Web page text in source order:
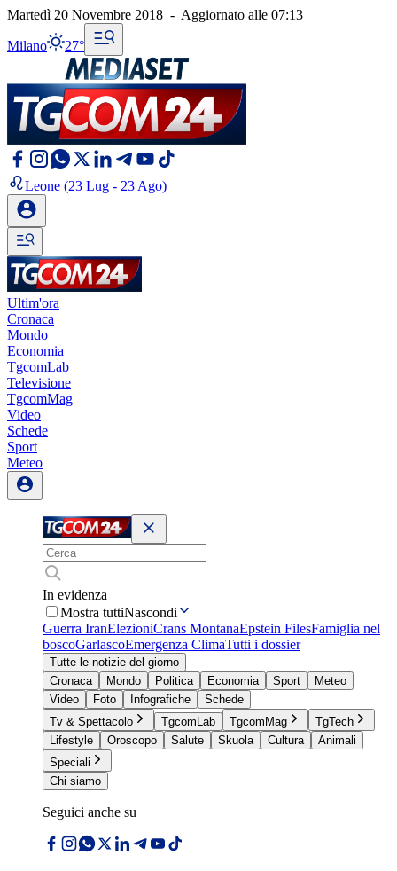
Martedì 20 Novembre 2018 - Aggiornato alle 07:13
Milano 27°
Leone (23 Lug - 23 Ago)
Ultim'ora
Cronaca
Mondo
Economia
TgcomLab
Televisione
TgcomMag
Video
Schede
Sport
Meteo
In evidenza
Mostra tuttiNascondi
Guerra IranElezioniCrans MontanaEpstein FilesFamiglia nel
boscoGarlascoEmergenza ClimaTutti i dossier
Tutte le notizie del giorno
Cronaca
Mondo Politica Economia Sport
Meteo
Video
Foto Infografiche
Schede
Tv & Spettacolo
TgcomLab TgcomMag
TgTech
Lifestyle
Oroscopo Salute Skuola Cultura
Animali
Speciali
Chi siamo
Seguici anche su